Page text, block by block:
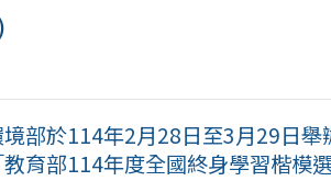
部於114年2月28日至3月29日
教育部114年度全國終身學習楷模